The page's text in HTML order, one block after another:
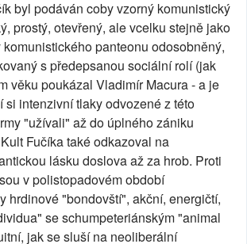
byl podáván coby vzorný komunistický
prostý, otevřený, ale vcelku stejně jako
panteonu odosobněný,
s předepsanou sociální rolí (jak
věku poukázal Vladimír Macura - a je
si intenzivní tlaky odvozené z této
"užívali" až do úplného zániku
Fučíka také odkazoval na
lásku doslova až za hrob. Proti
v polistopadovém období
hrdinové "bondovští", akční, energičtí,
se schumpeteriánským "animal
jak se sluší na neoliberální